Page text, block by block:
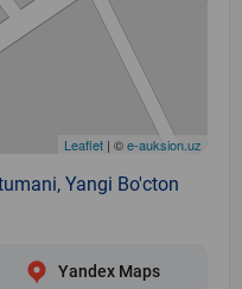
Leaflet | ©e-auksion.uz
Yangi Bo'cton
Yandex Maps